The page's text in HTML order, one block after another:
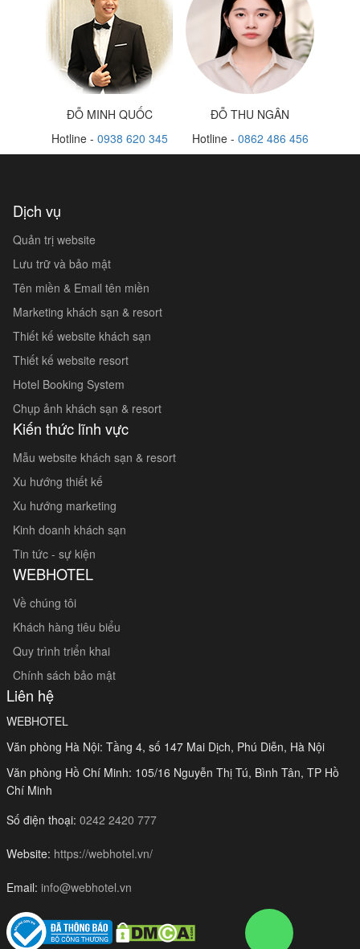
ĐỖ MINH QUỐC
Hotline - 0938 620 345
ĐỖ THU NGÂN
Hotline - 0862 486 456
Dịch vụ
Quản trị website
Lưu trữ và bảo mật
Tên miền & Email tên miền
Marketing khách sạn & resort
Thiết kế website khách sạn
Thiết kế website resort
Hotel Booking System
Chụp ảnh khách sạn & resort
Kiến thức lĩnh vực
Mẫu website khách sạn & resort
Xu hướng thiết kế
Xu hướng marketing
Kinh doanh khách sạn
Tin tức - sự kiện
WEBHOTEL
Về chúng tôi
Khách hàng tiêu biểu
Quy trình triển khai
Chính sách bảo mật
Liên hệ
WEBHOTEL
Văn phòng Hà Nội: Tầng 4, số 147 Mai Dịch, Phú Diễn, Hà Nội
Văn phòng Hồ Chí Minh: 105/16 Nguyễn Thị Tú, Bình Tân, TP Hồ
Chí Minh
Số điện thoại: 0242 2420 777
Website: https://webhotel.vn/
Email: info@webhotel.vn